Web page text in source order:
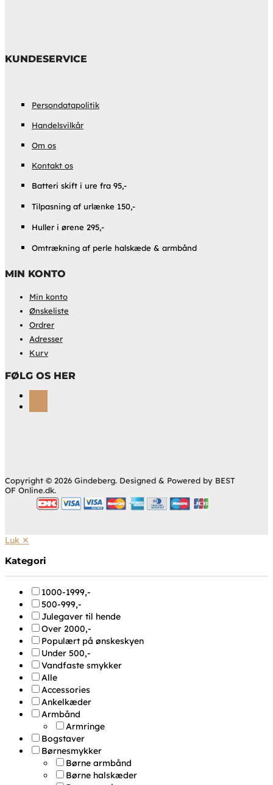
KUNDESERVICE
Persondatapolitik
Handelsvilkår
Om os
Kontakt os
Batteri skift i ure fra 95,-
Tilpasning af urlænke 150,-
Huller i ørene 295,-
Omtrækning af perle halskæde & armbånd
MIN KONTO
Min konto
Ønskeliste
Ordrer
Adresser
Kurv
FØLG OS HER
Copyright © 2026 Gindeberg. Designed & Powered by BEST
OF Online.dk.
Luk ✕
Kategori
1000-1999,-
500-999,-
Julegaver til hende
Over 2000,-
Populært på ønskeskyen
Under 500,-
Vandfaste smykker
Alle
Accessories
Ankelkæder
Armbånd
Armringe
Bogstaver
Børnesmykker
Børne armbånd
Børne halskæder